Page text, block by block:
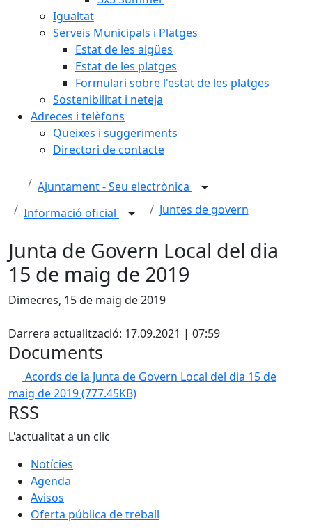
Igualtat
Serveis Municipals i Platges
Estat de les aigües
Estat de les platges
Formulari sobre l'estat de les platges
Sostenibilitat i neteja
Adreces i telèfons
Queixes i suggeriments
Directori de contacte
Ajuntament - Seu electrònica
Informació oficial
Juntes de govern
Junta de Govern Local del dia
15 de maig de 2019
Dimecres, 15 de maig de 2019
Darrera actualització: 17.09.2021 | 07:59
Documents
Acords de la Junta de Govern Local del dia 15 de
maig de 2019(777.45KB)
RSS
L'actualitat a un clic
Notícies
Agenda
Avisos
Oferta pública de treball